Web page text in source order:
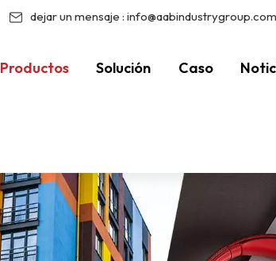
dejar un mensaje : info@aabindustrygroup.com
Productos Solución Caso